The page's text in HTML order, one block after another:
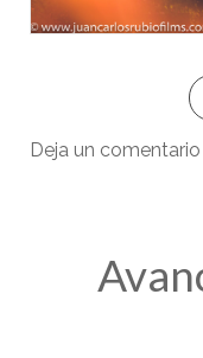
Deja un comentario